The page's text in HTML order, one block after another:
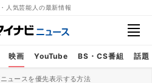
人気芸能人の最新情報
映画 YouTube BS・CS番組 話題
ュースを優先表示する方法